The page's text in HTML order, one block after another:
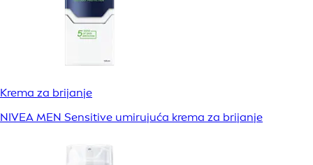
Krema za brijanje
NIVEA MEN Sensitive umirujuća krema za brijanje